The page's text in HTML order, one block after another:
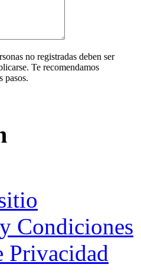
no registradas deben ser
Te recomendamos
pasos.
Condiciones
Privacidad